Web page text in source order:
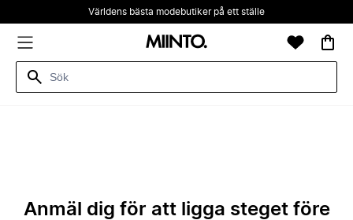
Världens bästa modebutiker på ett ställe
Anmäl dig för att ligga steget före